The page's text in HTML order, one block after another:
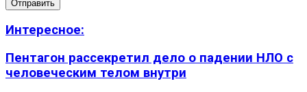
Интересное:
Пентагон рассекретил дело о падении НЛО с
человеческим телом внутри